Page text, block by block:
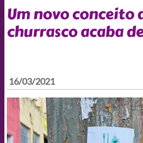
Um novo conceito
churrasco acaba
16/03/2021